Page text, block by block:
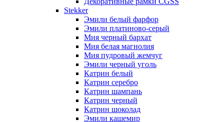
Stekker
Эмили белый фарфор
Эмили платиново-серый
Мия черный бархат
Мия белая магнолия
Мия пудровый жемчуг
Эмили черный уголь
Катрин белый
Катрин серебро
Катрин шампань
Катрин черный
Катрин шоколад
Эмили кашемир